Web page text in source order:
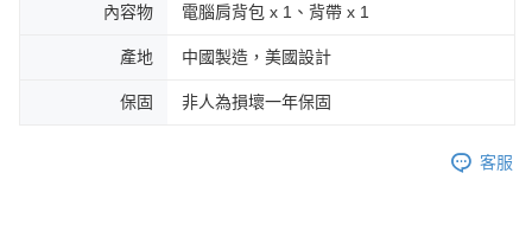
內容物 電腦肩背包 x 1、背帶 x 1
產地 中國製造，美國設計
保固 非人為損壞一年保固
客服